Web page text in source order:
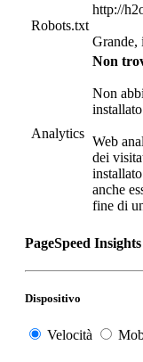
Robots.txt
http://
Grande,
Analytics
Non
Non
Web
dei
anche
fine di
PageSpeed Insights
Dispositivo
Velocità